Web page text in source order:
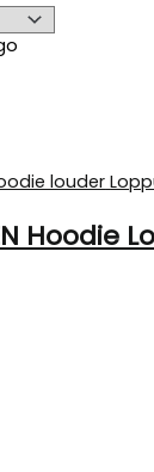
Hoodie